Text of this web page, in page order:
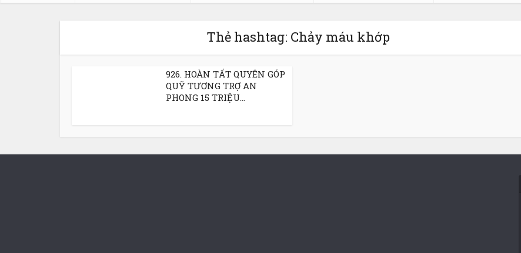
Thẻ hashtag: Chảy máu khớp
926. HOÀN TẤT QUYÊN GÓP
QUỸ TƯƠNG TRỢ AN
PHONG 15 TRIỆU...